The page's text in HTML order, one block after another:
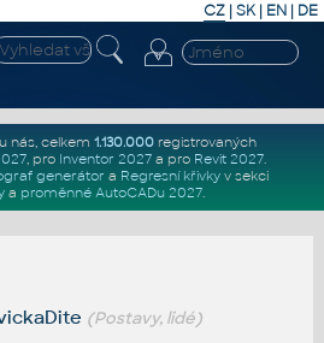
CZ | SK| EN | DE
nás, celkem 1.130.000registrovaných
, pro Inventor 2027a pro Revit 2027.
generátor a Regresní křivkyv sekci
a proměnné AutoCADu 2027.
(Postavy, lidé)